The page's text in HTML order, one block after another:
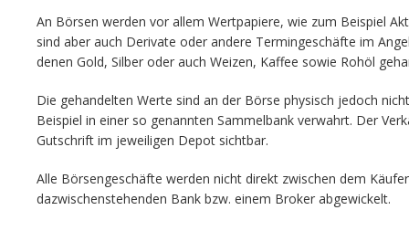
An Börsen werden vor allem Wertpapiere, wie zum Beispiel
sind aber auch Derivate oder andere Termingeschäfte im
denen Gold, Silber oder auch Weizen, Kaffee sowie Rohöl
Die gehandelten Werte sind an der Börse physisch jedoch
Beispiel in einer so genannten Sammelbank verwahrt. Der
Gutschrift im jeweiligen Depot sichtbar.
Alle Börsengeschäfte werden nicht direkt zwischen dem
dazwischenstehenden Bank bzw. einem Broker abgewickelt.